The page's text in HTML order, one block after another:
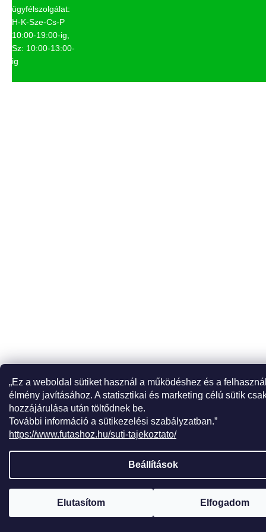
„Ez a weboldal sütiket használ a működéshez és a
élmény javításához. A statisztikai és marketing célú sütik
hozzájárulása után töltődnek be.
További információ a sütikezelési szabályzatban.”
https://www.futashoz.hu/suti-tajekoztato/
Beállítások
Elutasítom Elfogadom
ügyfélszolgálat:
H-K-Sze-Cs-P
10:00-19:00-ig,
Sz: 10:00-13:00-
ig